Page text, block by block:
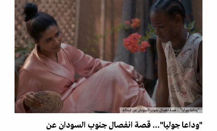
"وداعا جوليا"... قصة انفصال جنوب السودان عن شماله
"وداعا جوليا"... قصة انفصال جنوب السودان عن